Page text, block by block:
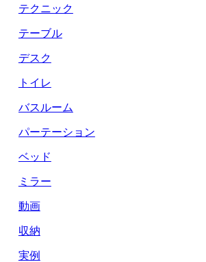
テクニック
テーブル
デスク
トイレ
バスルーム
パーテーション
ベッド
ミラー
動画
収納
実例